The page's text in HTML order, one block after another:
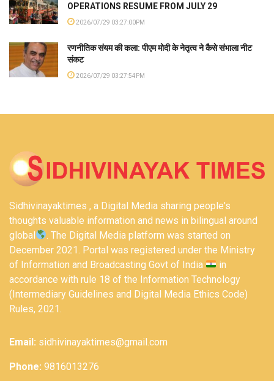
OPERATIONS RESUME FROM JULY 29
2026/07/29 03:27:00PM
रणनीतिक संयम की कला: पीएम मोदी के नेतृत्व ने कैसे संभाला नीट
संकट
2026/07/29 03:27:54PM
Sidhivinayaktimes , a Digital Media sharing people's
thoughts valuable information and news in bilingual around
global
. The Digital Media platform was started on
December 2021. Portal was registered under the Ministry
of Information and Broadcasting Govt of India
in
accordance with rule 18 of the Information Technology
(Intermediary Guidelines and Digital Media Ethics Code)
Rules, 2021.
Email: sidhivinayaktimes@gmail.com
Phone: 9816013276